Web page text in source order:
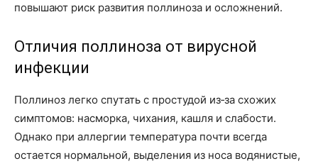
повышают риск развития поллиноза и осложнений.
Отличия поллиноза от вирусной
инфекции
Поллиноз легко спутать с простудой из‑за схожих
симптомов: насморка, чихания, кашля и слабости.
Однако при аллергии температура почти всегда
остается нормальной, выделения из носа водянистые,